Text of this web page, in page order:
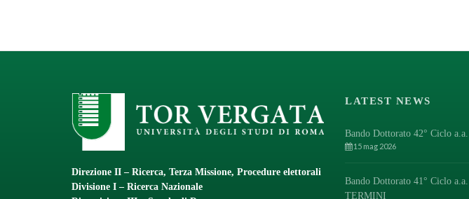
Direzione II – Ricerca, Terza Missione, Procedure elettorali
Divisione I – Ricerca Nazionale
LATEST NEWS
Bando Dottorato 42° Ciclo
15 mag 2026
Bando Dottorato 41° Ciclo
TERMINI